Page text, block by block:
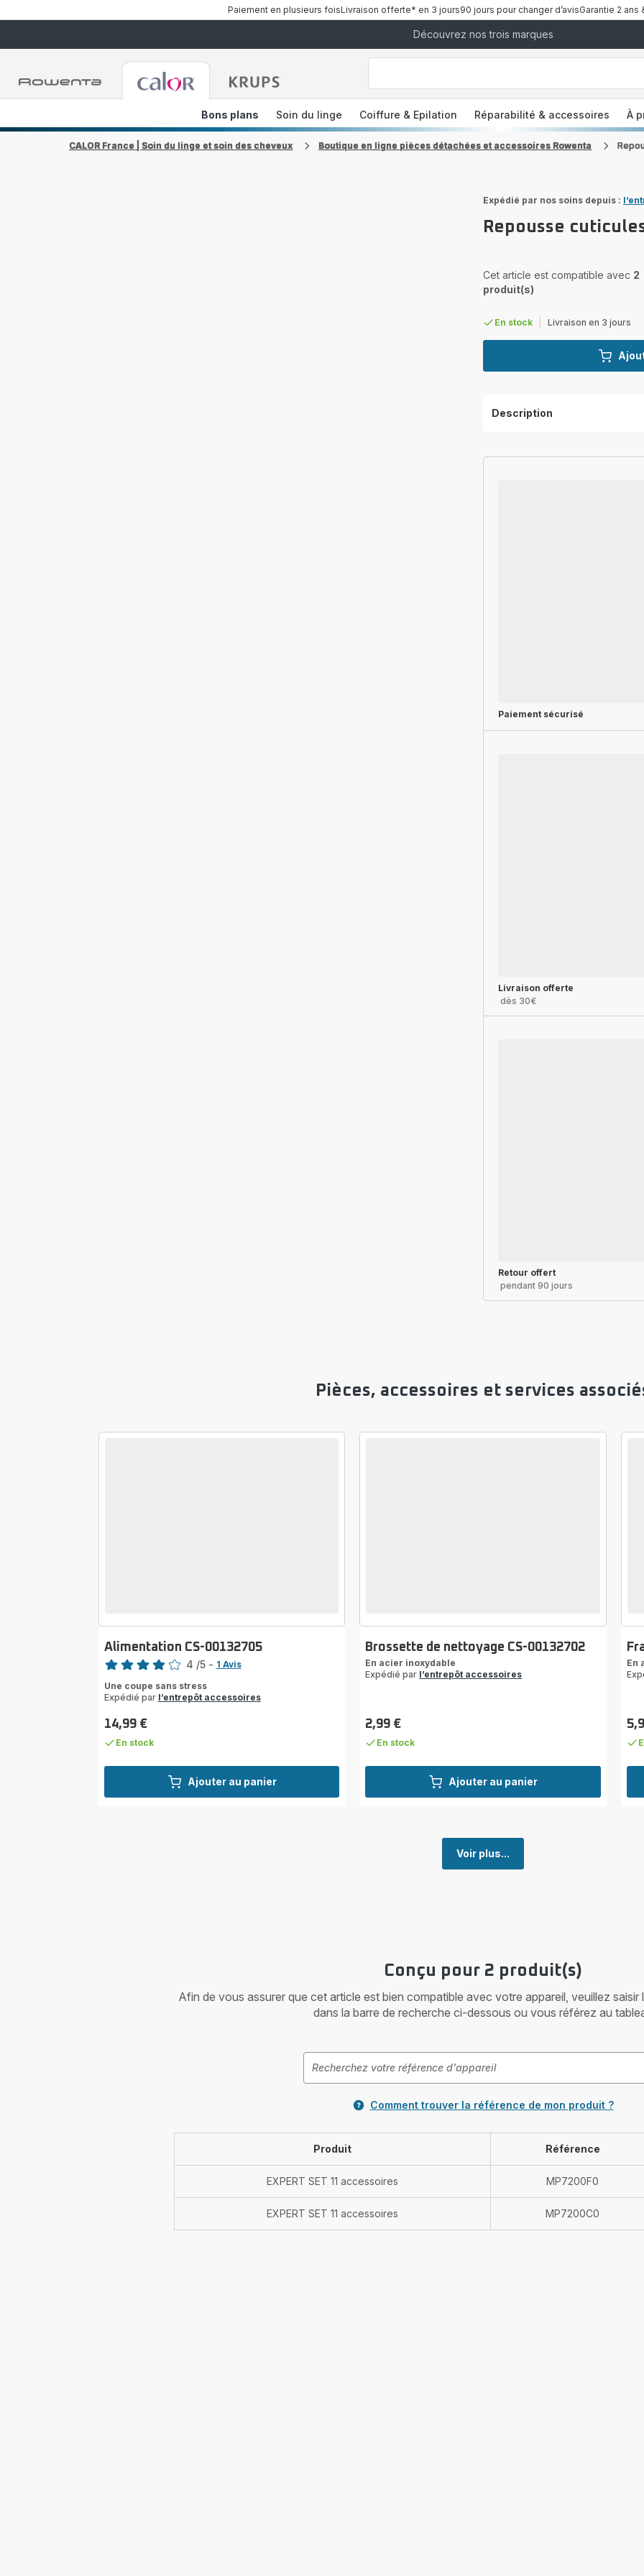
Paiement en plusieurs foisLivraison offerte* en 3 jours90 jours pour changer d’avisGarantie 2 ans
Découvrez nos trois marques
Accueil
Rowenta
Accueil
Rowenta
Accueil
["Que
recherchez-
Café
Grains","Centrales
Vapeurs","Sèche
Bons plans Soin du linge Coiffure & Epilation Réparabilité & accessoires À
CALOR France | Soin du linge et soin des cheveux Boutique en ligne pièces détachées et accessoires Rowenta
Expédié par nos soins depuis :
Repousse
Cet article est compatible avec 2
produit(s)
En stock Livraison en 3 jours
Description
Paiement sécurisé
Livraison offerte
dès 30€
Retour offert
pendant 90 jours
Pièces, accessoires et services
Ajouter au panier
Alimentation CS-00132705
Note
4
étoiles
(moyenne)
4 /5 - 1 Avis
Une coupe sans stress
Expédié par l’entrepôt accessoires
Prix
14,99 €
En stock
Ajouter au panier
Brossette de nettoyage CS-00132702
En acier inoxydable
Expédié par l’entrepôt accessoires
Prix
2,99 €
En stock
En
Prix
Voir plus...
Conçu pour 2 produit(s)
Afin de vous assurer que cet article est bien compatible avec votre appareil, veuillez
dans la barre de recherche ci-dessous ou vous référez au
Comment trouver la référence de mon produit ?
Produit Référence
EXPERT SET 11 accessoires MP7200F0
EXPERT SET 11 accessoires MP7200C0